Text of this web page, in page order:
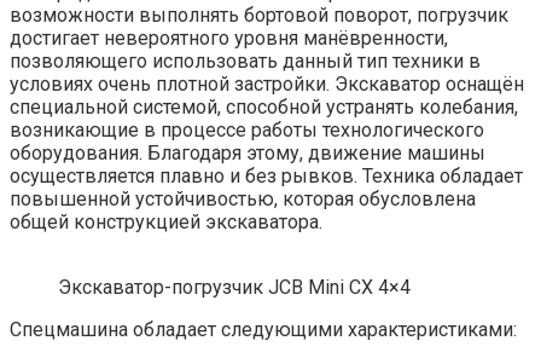
возможности выполнять бортовой поворот, погрузчик
достигает невероятного уровня манёвренности,
позволяющего использовать данный тип техники в
условиях очень плотной застройки. Экскаватор оснащён
специальной системой, способной устранять колебания,
возникающие в процессе работы технологического
оборудования. Благодаря этому, движение машины
осуществляется плавно и без рывков. Техника обладает
повышенной устойчивостью, которая обусловлена
общей конструкцией экскаватора.
Экскаватор-погрузчик JCB Mini CX 4×4
Спецмашина обладает следующими характеристиками: